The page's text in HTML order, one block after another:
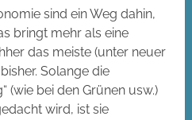
sind ein Weg dahin,
bringt mehr als eine
das meiste (unter neuer
Solange die
(wie bei den Grünen usw.)
wird, ist sie